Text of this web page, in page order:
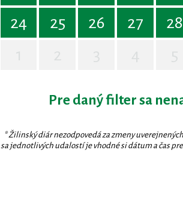
24
25 26 27 28
Pre daný filter sa
* Žilinský diár nezodpovedá za zmeny
sa jednotlivých udalostí je vhodné si dátum a čas